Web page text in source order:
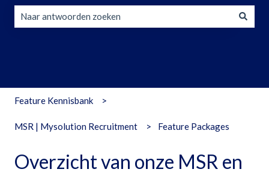
Feature Kennisbank
MSR | Mysolution Recruitment Feature Packages
Overzicht van onze MSR en